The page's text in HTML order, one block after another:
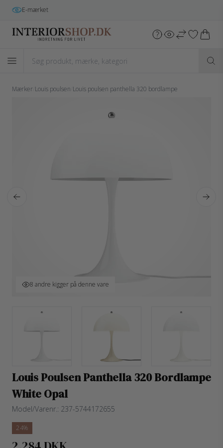
E-mærket
Mærker Louis poulsen Louis poulsen panthella 320 bordlampe
8 andre kigger på denne vare
Louis Poulsen Panthella 320 Bordlampe
White Opal
Model/Varenr.: 237-5744172655
24%